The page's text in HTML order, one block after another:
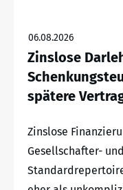
06.08.2026
Zinslose
spätere
Zinslose
Gesellschafter-